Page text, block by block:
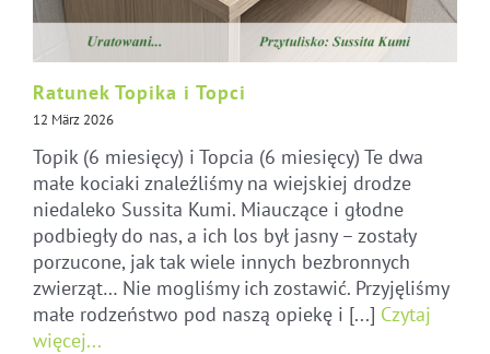
Ratunek Topika i Topci
12 März 2026
Topik (6 miesięcy) i Topcia (6 miesięcy) Te dwa
małe kociaki znaleźliśmy na wiejskiej drodze
niedaleko Sussita Kumi. Miauczące i głodne
podbiegły do nas, a ich los był jasny – zostały
porzucone, jak tak wiele innych bezbronnych
zwierząt… Nie mogliśmy ich zostawić. Przyjęliśmy
małe rodzeństwo pod naszą opiekę i [...] Czytaj
więcej...